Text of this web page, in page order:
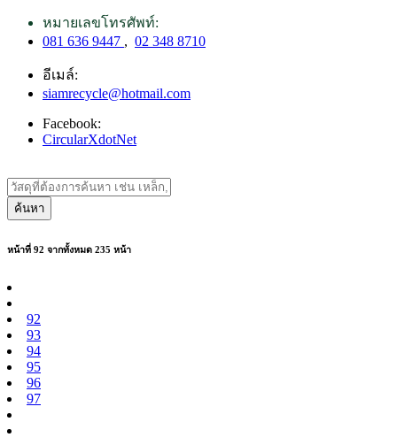
หมายเลขโทรศัพท์:
081 636 9447 , 02 348 8710
อีเมล์:
siamrecycle@hotmail.com
Facebook:
CircularXdotNet
ค้นหา
หน้าที่ 92 จากทั้งหมด 235 หน้า
92
93
94
95
96
97